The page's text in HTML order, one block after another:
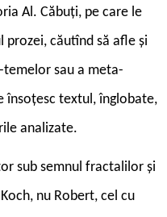
Al. Căbuți, pe care le
căutînd să afle și
temelor sau a meta-
însoțesc textul, înglobate,
analizate.
sub semnul fractalilor și
nu Robert, cel cu